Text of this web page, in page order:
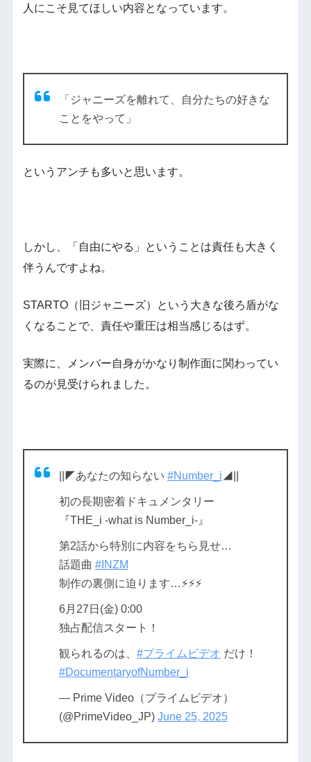
人にこそ見てほしい内容となっています。
「ジャニーズを離れて、自分たちの好きな
ことをやって」
というアンチも多いと思います。
しかし、「自由にやる」ということは責任も大きく
伴うんですよね。
STARTO（旧ジャニーズ）という大きな後ろ盾がな
くなることで、責任や重圧は相当感じるはず。
実際に、メンバー自身がかなり制作面に関わってい
るのが見受けられました。
||◤あなたの知らない #Number_i ◢||​
初の長期密着ドキュメンタリー​
『THE_i -what is Number_i-』​
第2話から特別に内容をちら見せ…​
話題曲 #INZM
制作の裏側に迫ります…⚡️⚡️⚡️​
6月27日(金) 0:00​
独占配信スタート！​
観られるのは、 #プライムビデオ だけ！​
#DocumentaryofNumber_i
— Prime Video（プライムビデオ）
(@PrimeVideo_JP) June 25, 2025